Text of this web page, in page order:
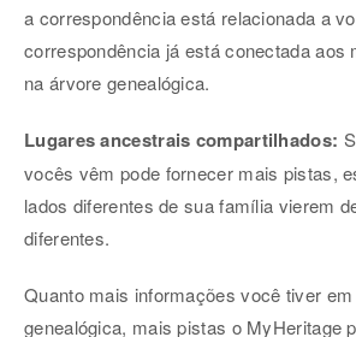
a correspondência está relacionada a
correspondência já está conectada aos
na árvore genealógica.
Lugares ancestrais compartilhados:
vocês vêm pode fornecer mais pistas,
lados diferentes de sua família vierem
diferentes.
Quanto mais informações você tiver
genealógica, mais pistas o MyHeritage